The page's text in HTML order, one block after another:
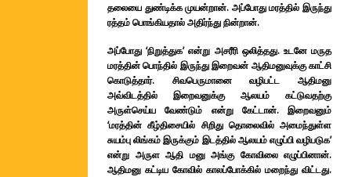
தலையை துண்டிக்க முயன்றான். அப்போது மரத்தில் இருந்து
ரத்தம் பொங்கியதால் அதிர்ந்து நின்றான்.
அப்போது ‘நிறுத்துக’ என்று அசரீரி ஒலித்தது. உடனே மருத
மரத்தின் பொந்தில் இருந்து இறைவன் ஆதிமனுவுக்கு காட்சி
கொடுத்தார். சிவபெருமானை வழிபட்ட ஆதிமனு
அவ்விடத்தில் இறைவனுக்கு ஆலயம் கட்டுவதற்கு
அருள்செய்ய வேண்டும் என்று கேட்டான். இறைவனும்
‘மரத்தின் கீழ்திசையில் சிறிது தொலைவில் அமைந்துள்ள
சுயம்பு லிங்கம் இருக்கும் இடத்தில் ஆலயம் எழுப்பி வழிபடுக’
என்று அருள ஆதி மனு அங்கு கோவிலை எழுப்பினான்.
ஆதிமனு கட்டிய கோவில் காலப்போக்கில் மறைந்து விட்டது.